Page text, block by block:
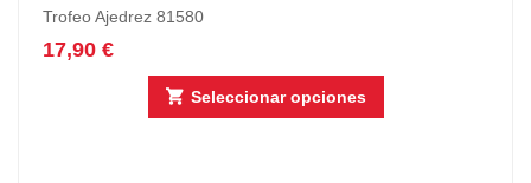
Trofeo Ajedrez 81580
17,90 €
Seleccionar opciones